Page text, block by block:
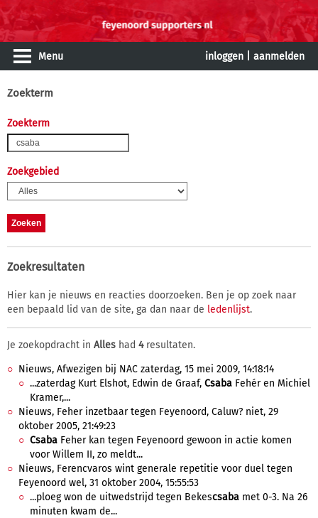
Menu inloggen aanmelden
Zoekterm
Zoekterm
Zoekgebied
Zoekresultaten
Hier kan je nieuws en reacties doorzoeken. Ben je op zoek naar
een bepaald lid van de site, ga dan naar de ledenlijst.
Je zoekopdracht in Alles had 4resultaten.
Nieuws, Afwezigen bij NAC zaterdag, 15 mei 2009, 14:18:14
...zaterdag Kurt Elshot, Edwin de Graaf, Csaba Fehér en Michiel
Kramer,...
Nieuws, Feher inzetbaar tegen Feyenoord, Caluw? niet, 29
oktober 2005, 21:49:23
Csaba Feher kan tegen Feyenoord gewoon in actie komen
voor Willem II, zo meldt...
Nieuws, Ferencvaros wint generale repetitie voor duel tegen
Feyenoord wel, 31 oktober 2004, 15:55:53
...ploeg won de uitwedstrijd tegen Bekescsaba met 0-3. Na 26
minuten kwam de...